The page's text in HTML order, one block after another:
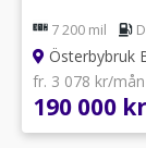
7 200 mil
Österbybruk
fr. 3 078 kr/mån
190 000 kr